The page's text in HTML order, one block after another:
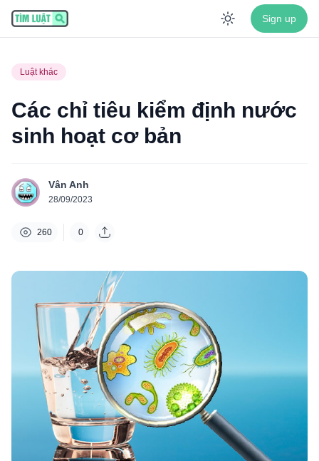
Enable
Sign up
Luật khác
Các chỉ tiêu kiểm định nước
sinh hoạt cơ bản
Vân Anh
28/09/2023
260 0